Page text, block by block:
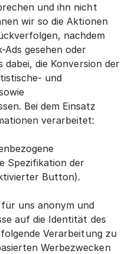
und ihn nicht
wir so die Aktionen
nachdem
Ads gesehen oder
die Konversion der
und
Bei dem Einsatz
verarbeitet:
Spezifikation der
Button).
uns anonym und
auf die Identität des
Verarbeitung zu
Werbezwecken